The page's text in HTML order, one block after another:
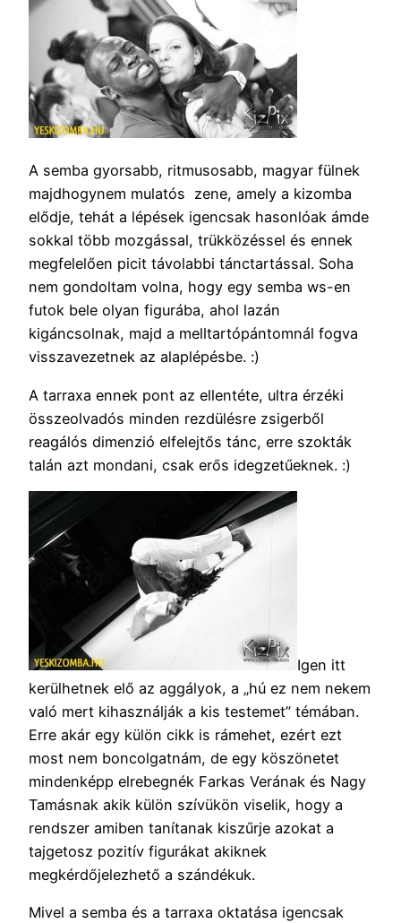
A semba gyorsabb, ritmusosabb, magyar fülnek
majdhogynem mulatós zene, amely a kizomba
elődje, tehát a lépések igencsak hasonlóak ámde
sokkal több mozgással, trükközéssel és ennek
megfelelően picit távolabbi tánctartással. Soha
nem gondoltam volna, hogy egy semba ws-en
futok bele olyan figurába, ahol lazán
kigáncsolnak, majd a melltartópántomnál fogva
visszavezetnek az alaplépésbe. :)
A tarraxa ennek pont az ellentéte, ultra érzéki
összeolvadós minden rezdülésre zsigerből
reagálós dimenzió elfelejtős tánc, erre szokták
talán azt mondani, csak erős idegzetűeknek. :)
Igen itt
kerülhetnek elő az aggályok, a „hú ez nem nekem
való mert kihasználják a kis testemet” témában.
Erre akár egy külön cikk is rámehet, ezért ezt
most nem boncolgatnám, de egy köszönetet
mindenképp elrebegnék Farkas Verának és Nagy
Tamásnak akik külön szívükön viselik, hogy a
rendszer amiben tanítanak kiszűrje azokat a
tajgetosz pozitív figurákat akiknek
megkérdőjelezhető a szándékuk.
Mivel a semba és a tarraxa oktatása igencsak